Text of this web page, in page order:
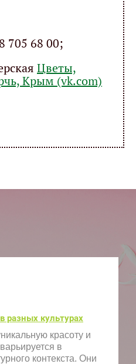
705 68 00;
Цветы,
Крым (vk.com)
разных культурах
красоту и
в
контекста. Они